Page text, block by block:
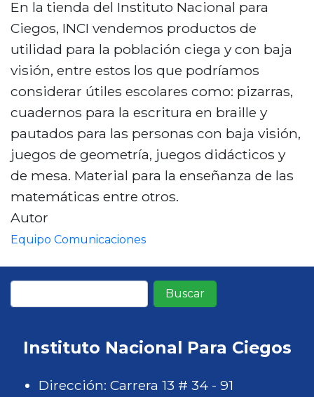
En la tienda del Instituto Nacional para
Ciegos, INCI vendemos productos de
utilidad para la población ciega y con baja
visión, entre estos los que podríamos
considerar útiles escolares como: pizarras,
cuadernos para la escritura en braille y
pautados para las personas con baja visión,
juegos de geometría, juegos didácticos y
de mesa. Material para la enseñanza de las
matemáticas entre otros.
Autor
Equipo Comunicaciones
Instituto Nacional Para Ciegos
Dirección: Carrera 13 # 34 - 91